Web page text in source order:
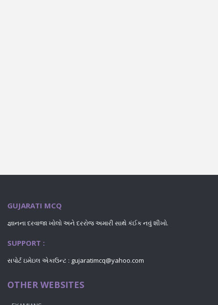
GUJARATI MCQ
જ્ઞાનના દરવાજા ખોલો અને દરરોજ અમારી સાથે કંઈક નવું શીખો.
SUPPORT :
સપોર્ટ ઇમેઇલ એકાઉન્ટ : gujaratimcq@yahoo.com
OTHER WEBSITES